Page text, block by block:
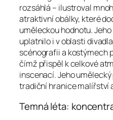
rozsáhlá – ilustroval
atraktivní obálky, které
uměleckou hodnotu.
uplatnilo i v oblasti
scénografii a kostýmech
čímž přispěl k celkové
inscenací. Jeho
tradiční hranice malířství
Temná léta: